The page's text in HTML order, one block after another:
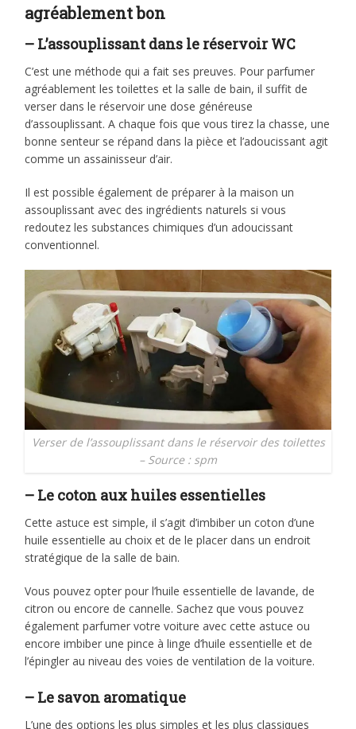
agréablement bon
– L’assouplissant dans le réservoir WC
C’est une méthode qui a fait ses preuves. Pour parfumer
agréablement les toilettes et la salle de bain, il suffit de
verser dans le réservoir une dose généreuse
d’assouplissant. A chaque fois que vous tirez la chasse, une
bonne senteur se répand dans la pièce et l’adoucissant agit
comme un assainisseur d’air.
Il est possible également de préparer à la maison un
assouplissant avec des ingrédients naturels si vous
redoutez les substances chimiques d’un adoucissant
conventionnel.
Verser de l’assouplissant dans le réservoir des toilettes
– Source : spm
– Le coton aux huiles essentielles
Cette astuce est simple, il s’agit d’imbiber un coton d’une
huile essentielle au choix et de le placer dans un endroit
stratégique de la salle de bain.
Vous pouvez opter pour l’huile essentielle de lavande, de
citron ou encore de cannelle. Sachez que vous pouvez
également parfumer votre voiture avec cette astuce ou
encore imbiber une pince à linge d’huile essentielle et de
l’épingler au niveau des voies de ventilation de la voiture.
– Le savon aromatique
L’une des options les plus simples et les plus classiques